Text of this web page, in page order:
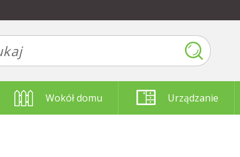
Wokół domu Urządzanie